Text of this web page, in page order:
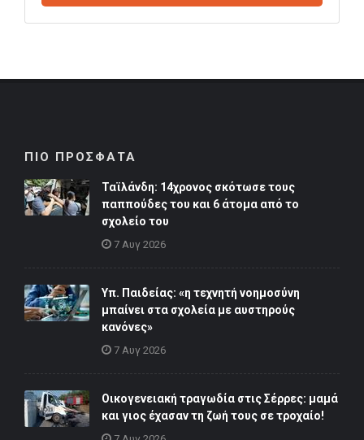
ΠΙΟ ΠΡΟΣΦΑΤΑ
Ταϊλάνδη: 14χρονος σκότωσε τους
παππούδες του και 6 άτομα από το
σχολείο του
7 Αυγ 2026
Υπ. Παιδείας: «η τεχνητή νοημοσύνη
μπαίνει στα σχολεία με αυστηρούς
κανόνες»
7 Αυγ 2026
Οικογενειακή τραγωδία στις Σέρρες: μαμά
και γιος έχασαν τη ζωή τους σε τροχαίο!